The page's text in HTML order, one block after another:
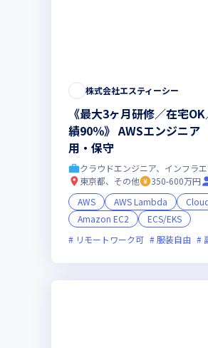
株式会社エスティーシー
《最大3ヶ月研修／在宅
績90％》 AWSエンジニ
用・保守
クラウドエンジニア、インフラ
東京都、その他
350-600万円
AWS
AWS Lambda
Amazon EC2
ECS/EKS
リモートワーク可
服装自由